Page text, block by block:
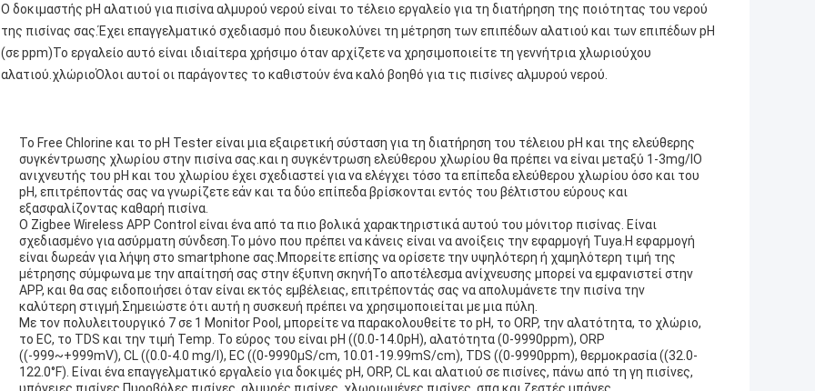
Ο δοκιμαστής pH αλατιού για πισίνα αλμυρού νερού είναι το τέλειο εργαλείο για τη διατήρηση της ποιότητας του νερού
της πισίνας σας.Έχει επαγγελματικό σχεδιασμό που διευκολύνει τη μέτρηση των επιπέδων αλατιού και των επιπέδων pH
(σε ppm)Το εργαλείο αυτό είναι ιδιαίτερα χρήσιμο όταν αρχίζετε να χρησιμοποιείτε τη γεννήτρια χλωριούχου
αλατιού.χλώριοΌλοι αυτοί οι παράγοντες το καθιστούν ένα καλό βοηθό για τις πισίνες αλμυρού νερού.
Το Free Chlorine και το pH Tester είναι μια εξαιρετική σύσταση για τη διατήρηση του τέλειου pH και της ελεύθερης
συγκέντρωσης χλωρίου στην πισίνα σας.και η συγκέντρωση ελεύθερου χλωρίου θα πρέπει να είναι μεταξύ 1-3mg/lΟ
ανιχνευτής του pH και του χλωρίου έχει σχεδιαστεί για να ελέγχει τόσο τα επίπεδα ελεύθερου χλωρίου όσο και του
pH, επιτρέποντάς σας να γνωρίζετε εάν και τα δύο επίπεδα βρίσκονται εντός του βέλτιστου εύρους και
εξασφαλίζοντας καθαρή πισίνα.
Ο Zigbee Wireless APP Control είναι ένα από τα πιο βολικά χαρακτηριστικά αυτού του μόνιτορ πισίνας. Είναι
σχεδιασμένο για ασύρματη σύνδεση.Το μόνο που πρέπει να κάνεις είναι να ανοίξεις την εφαρμογή Tuya.Η εφαρμογή
είναι δωρεάν για λήψη στο smartphone σας.Μπορείτε επίσης να ορίσετε την υψηλότερη ή χαμηλότερη τιμή της
μέτρησης σύμφωνα με την απαίτησή σας στην έξυπνη σκηνήΤο αποτέλεσμα ανίχνευσης μπορεί να εμφανιστεί στην
APP, και θα σας ειδοποιήσει όταν είναι εκτός εμβέλειας, επιτρέποντάς σας να απολυμάνετε την πισίνα την
καλύτερη στιγμή.Σημειώστε ότι αυτή η συσκευή πρέπει να χρησιμοποιείται με μια πύλη.
Με τον πολυλειτουργικό 7 σε 1 Monitor Pool, μπορείτε να παρακολουθείτε το pH, το ORP, την αλατότητα, το χλώριο,
το EC, το TDS και την τιμή Temp. Το εύρος του είναι pH ((0.0-14.0pH), αλατότητα (0-9990ppm), ORP
((-999~+999mV), CL ((0.0-4.0 mg/l), EC ((0-9990μS/cm, 10.01-19.99mS/cm), TDS ((0-9990ppm), θερμοκρασία ((32.0-
122.0°F). Είναι ένα επαγγελματικό εργαλείο για δοκιμές pH, ORP, CL και αλατιού σε πισίνες, πάνω από τη γη πισίνες,